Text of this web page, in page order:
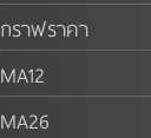
กราฟราคา
MA12
MA26